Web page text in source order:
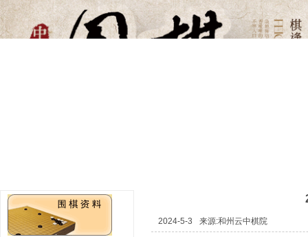
2024-5-3 来源:和州云中棋院